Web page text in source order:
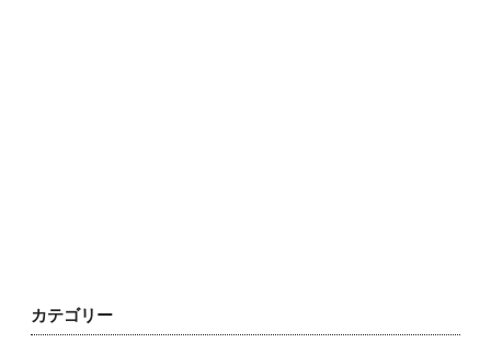
カテゴリー